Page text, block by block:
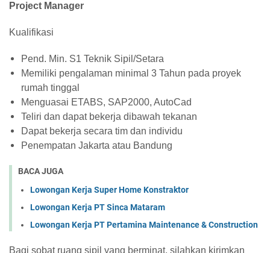
Project Manager
Kualifikasi
Pend. Min. S1 Teknik Sipil/Setara
Memiliki pengalaman minimal 3 Tahun pada proyek
rumah tinggal
Menguasai ETABS, SAP2000, AutoCad
Teliri dan dapat bekerja dibawah tekanan
Dapat bekerja secara tim dan individu
Penempatan Jakarta atau Bandung
BACA JUGA
Lowongan Kerja Super Home Konstraktor
Lowongan Kerja PT Sinca Mataram
Lowongan Kerja PT Pertamina Maintenance & Construction
Bagi sobat ruang sipil yang berminat, silahkan kirimkan